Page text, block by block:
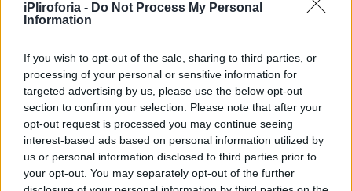
iPliroforia - Do Not Process My Personal
Information
If you wish to opt-out of the sale, sharing to third parties, or
processing of your personal or sensitive information for
targeted advertising by us, please use the below opt-out
section to confirm your selection. Please note that after your
opt-out request is processed you may continue seeing
interest-based ads based on personal information utilized by
us or personal information disclosed to third parties prior to
your opt-out. You may separately opt-out of the further